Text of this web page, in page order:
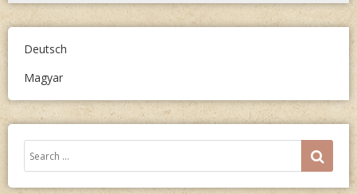
DORIS
DEM
RÜTLI”
Deutsch
Magyar
Keresés: